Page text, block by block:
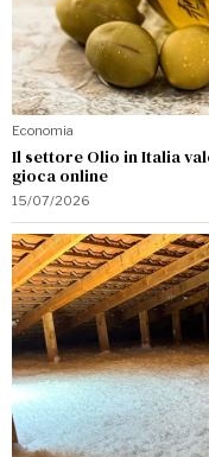
Economia
Il settore Olio in Italia
gioca online
15/07/2026